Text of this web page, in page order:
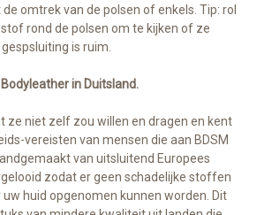
omtrek van de polsen of enkels. Tip: rol
rond de polsen om te kijken of ze
is ruim.
in Duitsland.
ze niet zelf zou willen en dragen en kent
vereisten van mensen die aan BDSM
van uitsluitend Europees
zodat er geen schadelijke stoffen
uw huid opgenomen kunnen worden. Dit